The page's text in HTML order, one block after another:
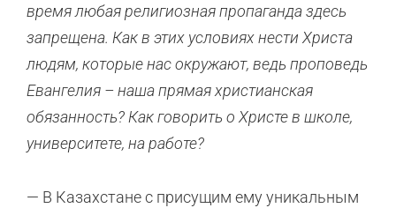
время любая религиозная пропаганда здесь
запрещена. Как в этих условиях нести Христа
людям, которые нас окружают, ведь проповедь
Евангелия – наша прямая христианская
обязанность? Как говорить о Христе в школе,
университете, на работе?
— В Казахстане с присущим ему уникальным